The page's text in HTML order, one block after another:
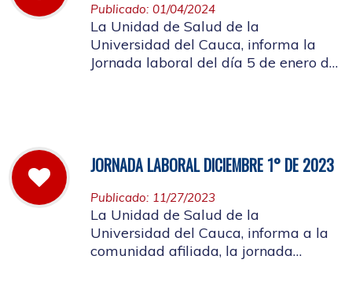
Publicado: 01/04/2024
La Unidad de Salud de la
Universidad del Cauca, informa la
Jornada laboral del día 5 de enero de
JORNADA LABORAL DICIEMBRE 1° DE 2023
Publicado: 11/27/2023
La Unidad de Salud de la
Universidad del Cauca, informa a la
comunidad afiliada, la jornada